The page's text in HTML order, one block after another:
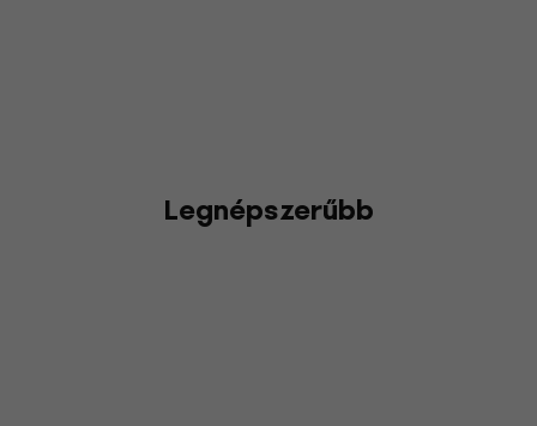
Legnépszerűbb